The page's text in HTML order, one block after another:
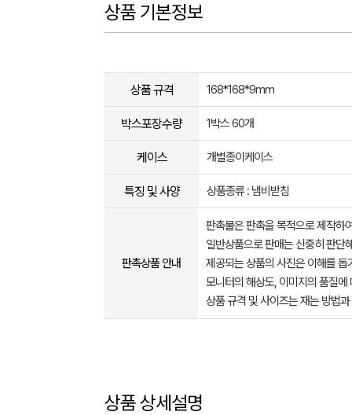
상품 기본정보
상품 규격 168*168*9mm
박스포장수량 1박스 60개
케이스 개별종이케이스
특징 및 사양 상품종류 : 냄비받침
판촉상품 안내
판촉물은 판촉을 목적으로 제작하
일반상품으로 판매는 신중히 판단
제공되는 상품의 사진은 이해를
모니터의 해상도, 이미지의 품질
상품 규격 및 사이즈는 재는 방법
상품 상세설명